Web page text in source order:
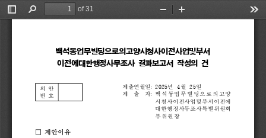
Toggle
Find
of 31
Zoom
백석동업무빌딩으로의고양시청사이전사업및부서
이전에대한행정사무조사 결과보고서 작성의 건
□ 제안이유
의 안
번 호
제출연월일 :
제 출 자:
2025년 4월 25일
백석동업무빌딩으로의고양
시청사이전사업및부서이전에
대한행정사무조사특별위원회
부위원장